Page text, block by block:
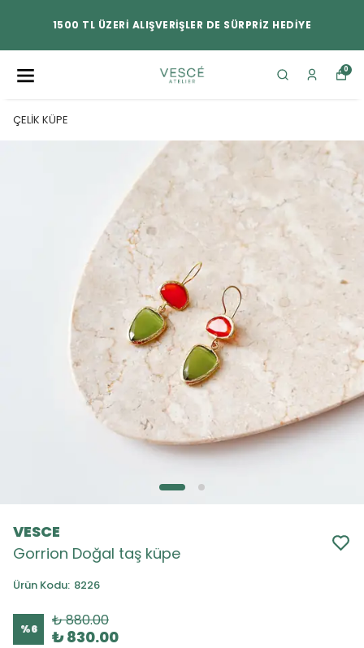
1500 TL ÜZERİ ALIŞVERİŞLER DE SÜRPRİZ HEDİYE
0
ÇELİK KÜPE
VESCE
Gorrion Doğal taş küpe
Ürün Kodu: 8226
%6 ₺ 880.00
₺ 830.00